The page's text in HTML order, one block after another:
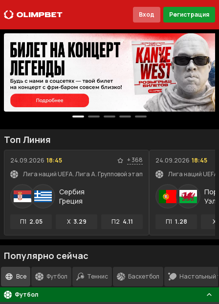
Вход Регистрация
Топ Линия
24.09.2026 18:45 +368
Лига наций UEFA. Лига A. Групповой этап
Сербия
Греция
П1 2.05 X 3.29 П2 4.11
24.09.2026 18:45
Лига наций
П1 1.28 X
Популярно сейчас
Все Футбол Теннис Баскетбол Настольный
Футбол